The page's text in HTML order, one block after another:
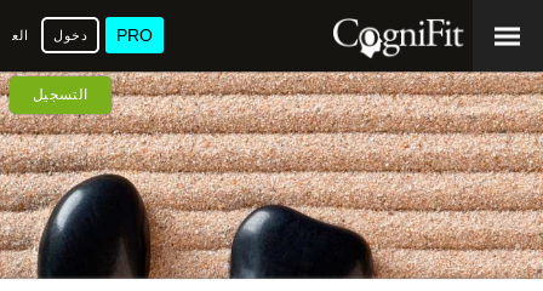
PRO دخول
التسجيل